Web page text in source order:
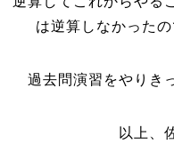
は逆算しなかった
過去問演習をやりき
以上、